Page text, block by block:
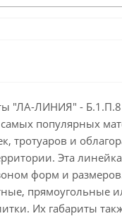
"ЛА-ЛИНИЯ" -
популярных
тротуаров и
Эта
форм и
прямоугольные
Их габариты